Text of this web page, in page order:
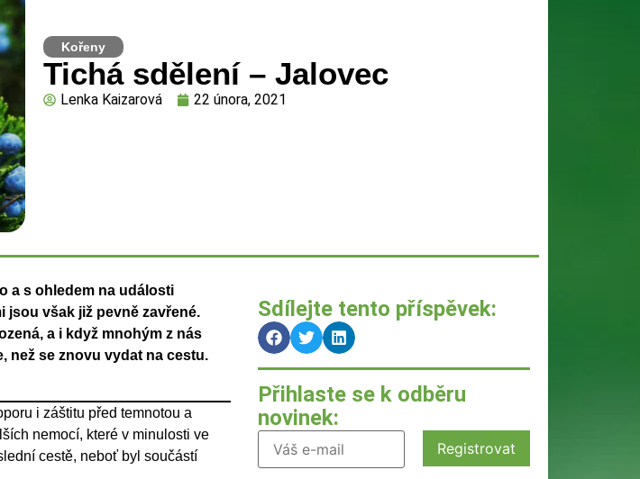
Kořeny
Tichá sdělení – Jalovec
Lenka Kaizarová 22 února, 2021
a s ohledem na události
jsou však již pevně zavřené.
a i když mnohým z nás
než se znovu vydat na cestu.
i záštitu před temnotou a
nemocí, které v minulosti ve
cestě, neboť byl součástí
Sdílejte tento příspěvek:
Přihlaste se k odběru
novinek: